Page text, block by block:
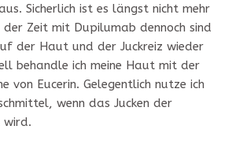
Sicherlich ist es längst nicht mehr
der Zeit mit Dupilumab dennoch sind
der Haut und der Juckreiz wieder
behandle ich meine Haut mit der
von Eucerin. Gelegentlich nutze ich
wenn das Jucken der
wird.